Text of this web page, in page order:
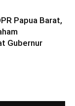
Papua Barat,
Gubernur